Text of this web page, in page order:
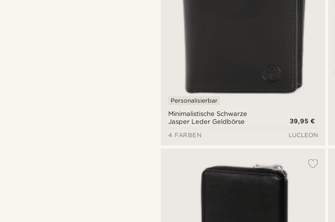
Minimalistische Schwarze
Jasper Leder Geldbörse
Personalisierbar
39,95 €
4 FARBEN
LUCLEON